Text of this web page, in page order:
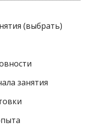
(выбрать)
занятия